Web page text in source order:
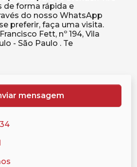
de forma rápida e
do nosso WhatsApp
preferir, faça uma visita.
Fett, nº 194, Vila
- São Paulo . Te
mensagem